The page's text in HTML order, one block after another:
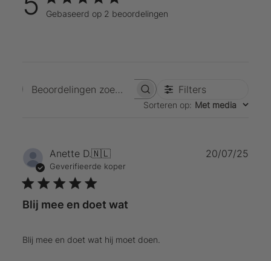
Gebaseerd op 2 beoordelingen
Beoordelingen zoekenFilters
Sorteren op: Met media
Anette D.🇳🇱
Geverifieerde koper
Blij mee en doet wat
Blij mee en doet wat hij moet doen.
20/07/25